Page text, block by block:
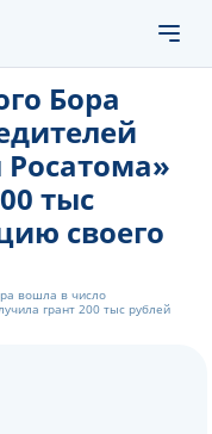
Бора
тыс
своего
вошла в число
грант 200 тыс рублей